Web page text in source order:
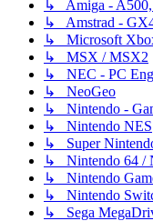
↳ Amiga - A500,
↳ Amstrad -
↳ Microsoft
↳ MSX / MSX2
↳ NEC - PC
↳ NeoGeo
↳ Nintendo -
↳ Nintendo NES
↳ Super
↳ Nintendo 64 /
↳ Nintendo
↳ Nintendo
↳ Sega